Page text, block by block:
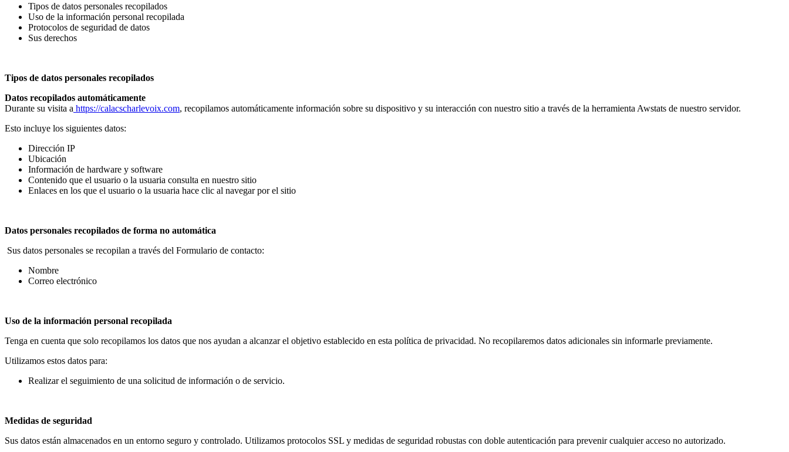
Tipos de datos personales recopilados
Uso de la información personal recopilada
Protocolos de seguridad de datos
Sus derechos
Tipos de datos personales recopilados
Datos recopilados automáticamente
Durante su visita a https://calacscharlevoix.com, recopilamos automáticamente información sobre su dispositivo y su interacción con nuestro sitio a través de la herramienta Awstats de nuestro servidor.
Esto incluye los siguientes datos:
Dirección IP
Ubicación
Información de hardware y software
Contenido que el usuario o la usuaria consulta en nuestro sitio
Enlaces en los que el usuario o la usuaria hace clic al navegar por el sitio
Datos personales recopilados de forma no automática
Sus datos personales se recopilan a través del Formulario de contacto:
Nombre
Correo electrónico
Uso de la información personal recopilada
Tenga en cuenta que solo recopilamos los datos que nos ayudan a alcanzar el objetivo establecido en esta política de privacidad. No recopilaremos datos adicionales sin informarle previamente.
Utilizamos estos datos para:
Realizar el seguimiento de una solicitud de información o de servicio.
Medidas de seguridad
Sus datos están almacenados en un entorno seguro y controlado. Utilizamos protocolos SSL y medidas de seguridad robustas con doble autenticación para prevenir cualquier acceso no autorizado.